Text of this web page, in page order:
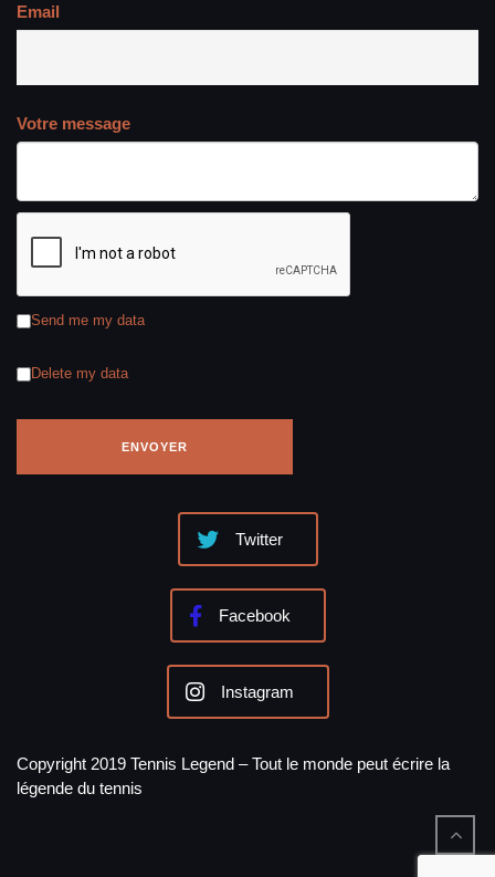
Email
Votre message
Send me my data
Delete my data
Twitter
Facebook
Instagram
Copyright 2019 Tennis Legend – Tout le monde peut écrire la
légende du tennis